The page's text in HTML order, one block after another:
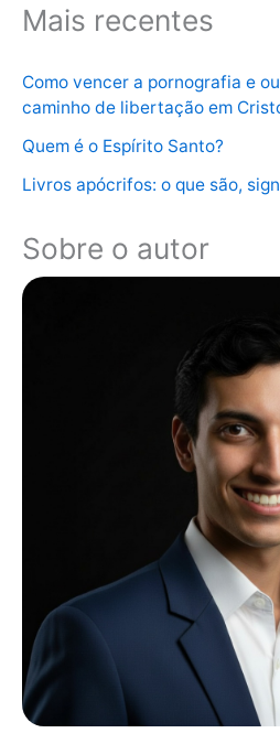
Mais recentes
Como vencer a pornografia e
caminho de libertação em
Quem é o Espírito Santo?
Livros apócrifos: o que são,
Sobre o autor